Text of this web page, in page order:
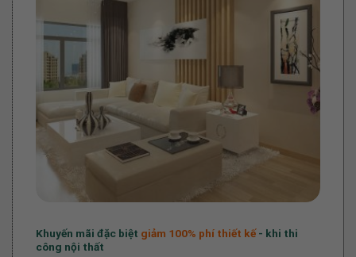
Khuyến mãi đặc biệt giảm 100% phí thiết kế- khi thi
công nội thất